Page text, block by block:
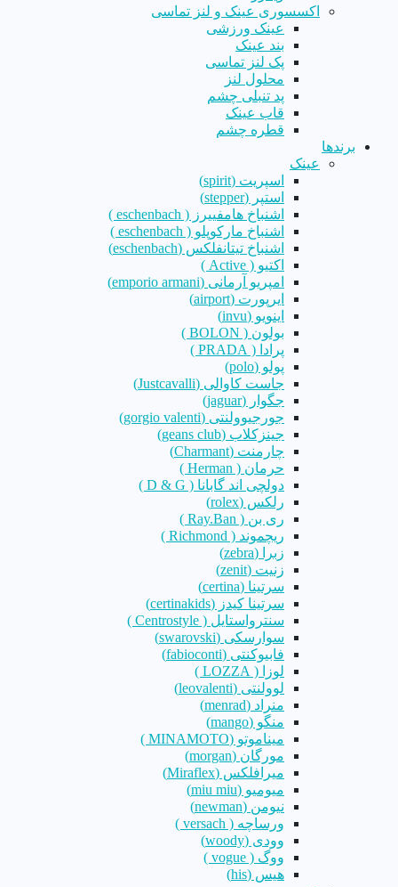
اکسسوری عینک و لنز تماسی
عینک ورزشی
بند عینک
پک لنز تماسی
محلول لنز
پد تنبلی چشم
قاب عینک
قطره چشم
برندها
عینک
اسپریت (spirit)
استپر (stepper)
اشنباخ هامفییرز ( eschenbach )
اشنباخ مارکوپلو ( eschenbach )
اشنباخ تیتانفلکس (eschenbach)
اکتیو ( Active )
امپریو آرمانی (emporio armani)
ایرپورت (airport)
اینویو (invu)
بولون ( BOLON )
پرادا ( PRADA )
پولو (polo)
جاست کاوالی (Justcavalli)
جگوار (jaguar)
جورجیوولنتی (gorgio valenti)
جینزکلاب (geans club)
چارمنت (Charmant)
حرمان ( Herman )
دولچی اند گابانا ( D & G )
رلکس (rolex)
ری بن ( Ray.Ban )
ریچموند ( Richmond )
زبرا (zebra)
زنیت (zenit)
سرتینا (certina)
سرتینا کیدز (certinakids)
سنترواستایل ( Centrostyle )
سوارسکی (swarovski)
فابیوکنتی (fabioconti)
لوزا ( LOZZA )
لوولنتی (leovalenti)
منراد (menrad)
منگو (mango)
میناموتو (MINAMOTO )
مورگان (morgan)
میرافلکس (Miraflex)
میومیو (miu miu)
نیومن (newman)
ورساچه ( versach )
وودی (woody)
ووگ ( vogue )
هیس (his)